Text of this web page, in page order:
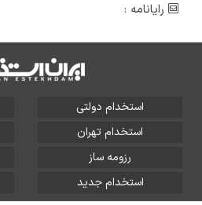
رایانامه :
استخدام دولتی
استخدام تهران
رزومه ساز
استخدام جدید